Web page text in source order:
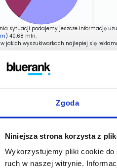
Zgoda
Niniejsza strona korzysta z
Wykorzystujemy pliki cookie do
ruch w naszej witrynie.
sytuacji podajemy jeszcze informację
) 40,68 mln.
w jakich wyszukiwarkach najlepiej się
artykuł? Udostępnij go: